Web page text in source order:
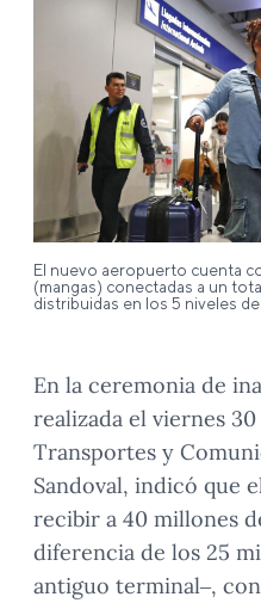
El nuevo aeropuerto cuenta
(mangas) conectadas a un
distribuidas en los 5 niveles
En la ceremonia de
realizada el viernes
Transportes y
Sandoval, indicó que
recibir a 40 millones
diferencia de los 25
antiguo terminal–,